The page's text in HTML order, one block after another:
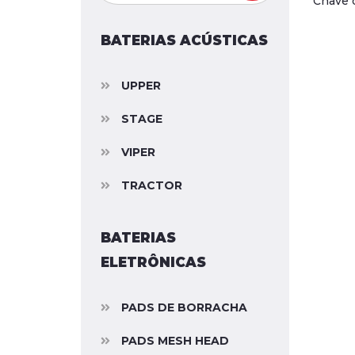
BATERIAS ACÚSTICAS
UPPER
STAGE
VIPER
TRACTOR
BATERIAS
ELETRÔNICAS
PADS DE BORRACHA
PADS MESH HEAD